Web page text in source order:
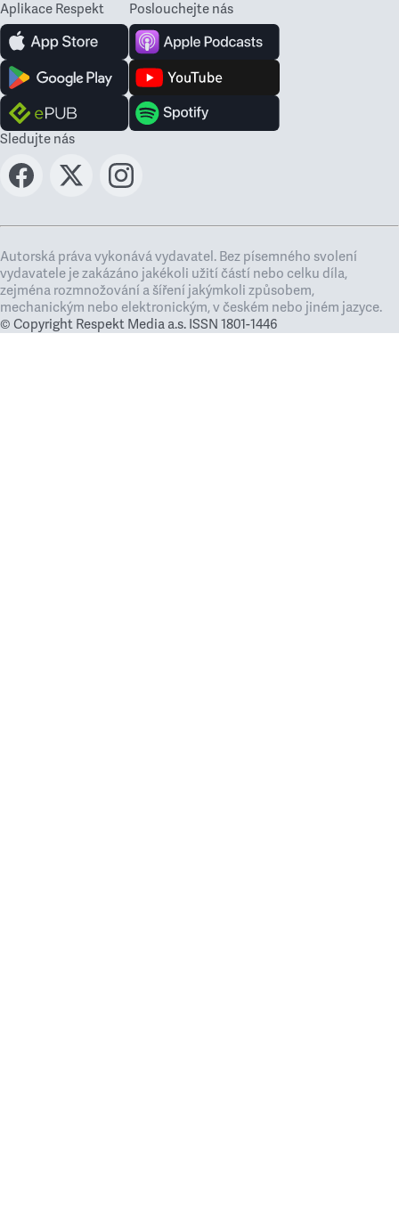
Aplikace Respekt Poslouchejte nás
Sledujte nás
Autorská práva vykonává vydavatel. Bez písemného svolení
vydavatele je zakázáno jakékoli užití částí nebo celku díla,
zejména rozmnožování a šíření jakýmkoli způsobem,
mechanickým nebo elektronickým, v českém nebo jiném jazyce.
© Copyright Respekt Media a.s. ISSN 1801-1446